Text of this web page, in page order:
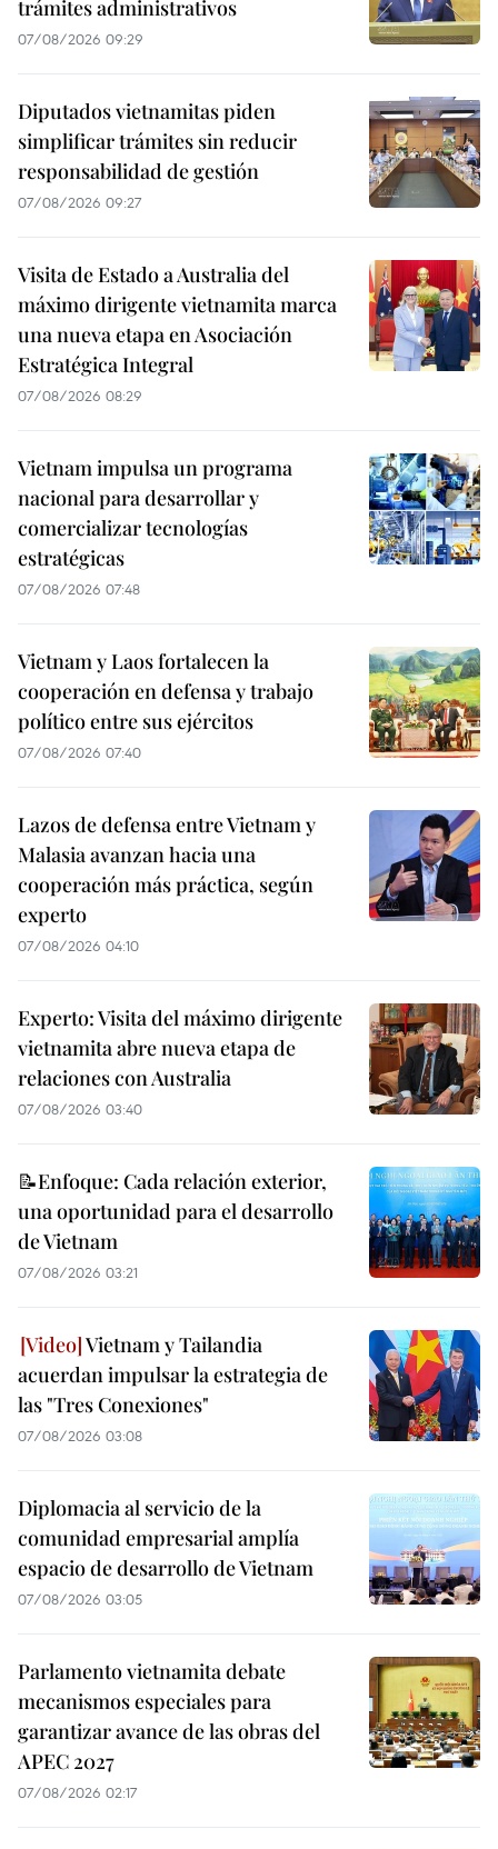
trámites administrativos
07/08/2026 09:29
Diputados vietnamitas piden
simplificar trámites sin reducir
responsabilidad de gestión
07/08/2026 09:27
Visita de Estado a Australia del
máximo dirigente vietnamita marca
una nueva etapa en Asociación
Estratégica Integral
07/08/2026 08:29
Vietnam impulsa un programa
nacional para desarrollar y
comercializar tecnologías
estratégicas
07/08/2026 07:48
Vietnam y Laos fortalecen la
cooperación en defensa y trabajo
político entre sus ejércitos
07/08/2026 07:40
Lazos de defensa entre Vietnam y
Malasia avanzan hacia una
cooperación más práctica, según
experto
07/08/2026 04:10
Experto: Visita del máximo dirigente
vietnamita abre nueva etapa de
relaciones con Australia
07/08/2026 03:40
📝Enfoque: Cada relación exterior,
una oportunidad para el desarrollo
de Vietnam
07/08/2026 03:21
Vietnam y Tailandia
acuerdan impulsar la estrategia de
las "Tres Conexiones"
07/08/2026 03:08
Diplomacia al servicio de la
comunidad empresarial amplía
espacio de desarrollo de Vietnam
07/08/2026 03:05
Parlamento vietnamita debate
mecanismos especiales para
garantizar avance de las obras del
APEC 2027
07/08/2026 02:17